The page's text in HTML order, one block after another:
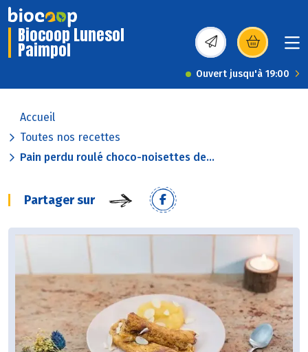
Biocoop Lunesol
Paimpol (s’ouvre dans une
Ouvert jusqu'à 19:00
Accueil
Toutes nos recettes
Pain perdu roulé choco-noisettes de...
Partager sur